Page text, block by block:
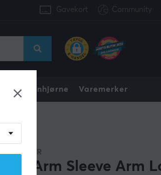
Gavekort Community
Funnhjørne Varemerker
PULSAR
eS Arm Sleeve Arm